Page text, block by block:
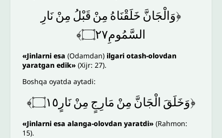
﴿وَالْجَانَّ خَلَقْنَاهُ مِنْ قَبْلُ مِنْنَارِ
السَّمُومِ۝٢٧﴾
«Jinlarni esa(Odamdan) ilgari otash-olovdan
yaratgan edik» (Xijr: 27).
Boshqa oyatda aytadi:
﴿وَخَلَقَ الْجَانَّ مِنْ مَارِجٍ مِنْ نَارٍ۝١٥﴾
«Jinlarni esa alanga-olovdan yaratdi» (Rahmon:
15).